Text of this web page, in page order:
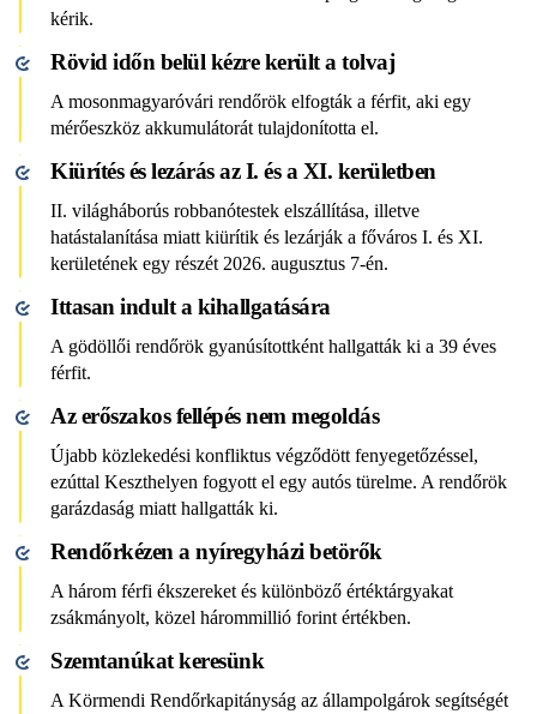
kérik.
Rövid időn belül kézre került a tolvaj
A mosonmagyaróvári rendőrök elfogták a férfit, aki egy
mérőeszköz akkumulátorát tulajdonította el.
Kiürítés és lezárás az I. és a XI. kerületben
II. világháborús robbanótestek elszállítása, illetve
hatástalanítása miatt kiürítik és lezárják a főváros I. és XI.
kerületének egy részét 2026. augusztus 7-én.
Ittasan indult a kihallgatására
A gödöllői rendőrök gyanúsítottként hallgatták ki a 39 éves
férfit.
Az erőszakos fellépés nem megoldás
Újabb közlekedési konfliktus végződött fenyegetőzéssel,
ezúttal Keszthelyen fogyott el egy autós türelme. A rendőrök
garázdaság miatt hallgatták ki.
Rendőrkézen a nyíregyházi betörők
A három férfi ékszereket és különböző értéktárgyakat
zsákmányolt, közel hárommillió forint értékben.
Szemtanúkat keresünk
A Körmendi Rendőrkapitányság az állampolgárok segítségét